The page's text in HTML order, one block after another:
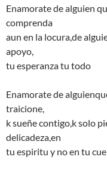
Enamorate de alguien
comprenda
aun en la locura,de
apoyo,
tu esperanza tu todo
Enamorate de
traicione,
k sueñe contigo,k solo
delicadeza,en
tu espiritu y no en tu